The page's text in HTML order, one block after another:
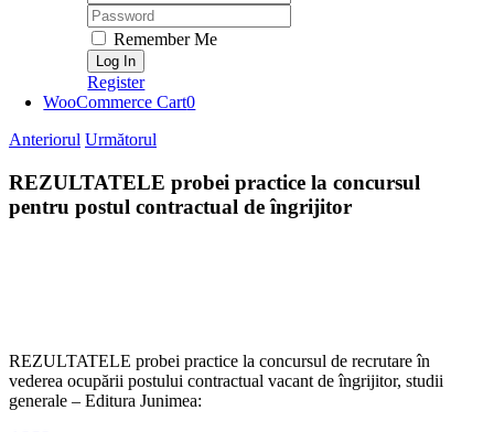
Password:
Remember Me
Register
WooCommerce Cart0
Anteriorul Următorul
REZULTATELE probei practice la concursul
pentru postul contractual de îngrijitor
REZULTATELE probei practice la concursul de recrutare în
vederea ocupării postului contractual vacant de îngrijitor, studii
generale – Editura Junimea: